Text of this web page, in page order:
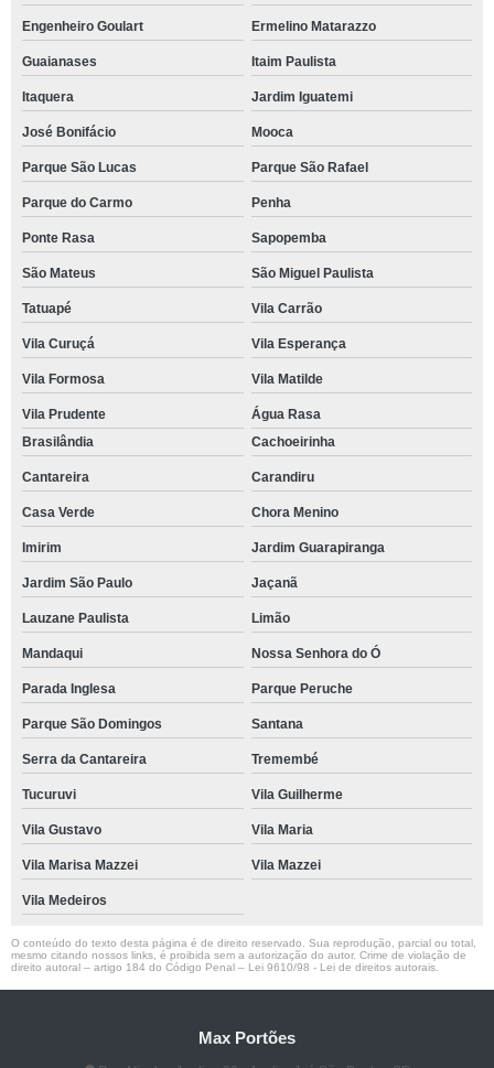
Engenheiro Goulart Ermelino Matarazzo
Guaianases Itaim Paulista
Itaquera Jardim Iguatemi
José Bonifácio Mooca
Parque São Lucas Parque São Rafael
Parque do Carmo Penha
Ponte Rasa Sapopemba
São Mateus São Miguel Paulista
Tatuapé Vila Carrão
Vila Curuçá Vila Esperança
Vila Formosa Vila Matilde
Vila Prudente
Água Rasa
Brasilândia
Cachoeirinha
Cantareira Carandiru
Casa Verde Chora Menino
Imirim Jardim Guarapiranga
Jardim São Paulo Jaçanã
Lauzane Paulista Limão
Mandaqui Nossa Senhora do Ó
Parada Inglesa Parque Peruche
Parque São Domingos Santana
Serra da Cantareira Tremembé
Tucuruvi Vila Guilherme
Vila Gustavo Vila Maria
Vila Marisa Mazzei Vila Mazzei
Vila Medeiros
O conteúdo do texto desta página é de direito reservado. Sua reprodução, parcial ou total,
mesmo citando nossos links, é proibida sem a autorização do autor. Crime de violação de
direito autoral – artigo 184 do Código Penal – Lei 9610/98 - Lei de direitos autorais
Max Portões